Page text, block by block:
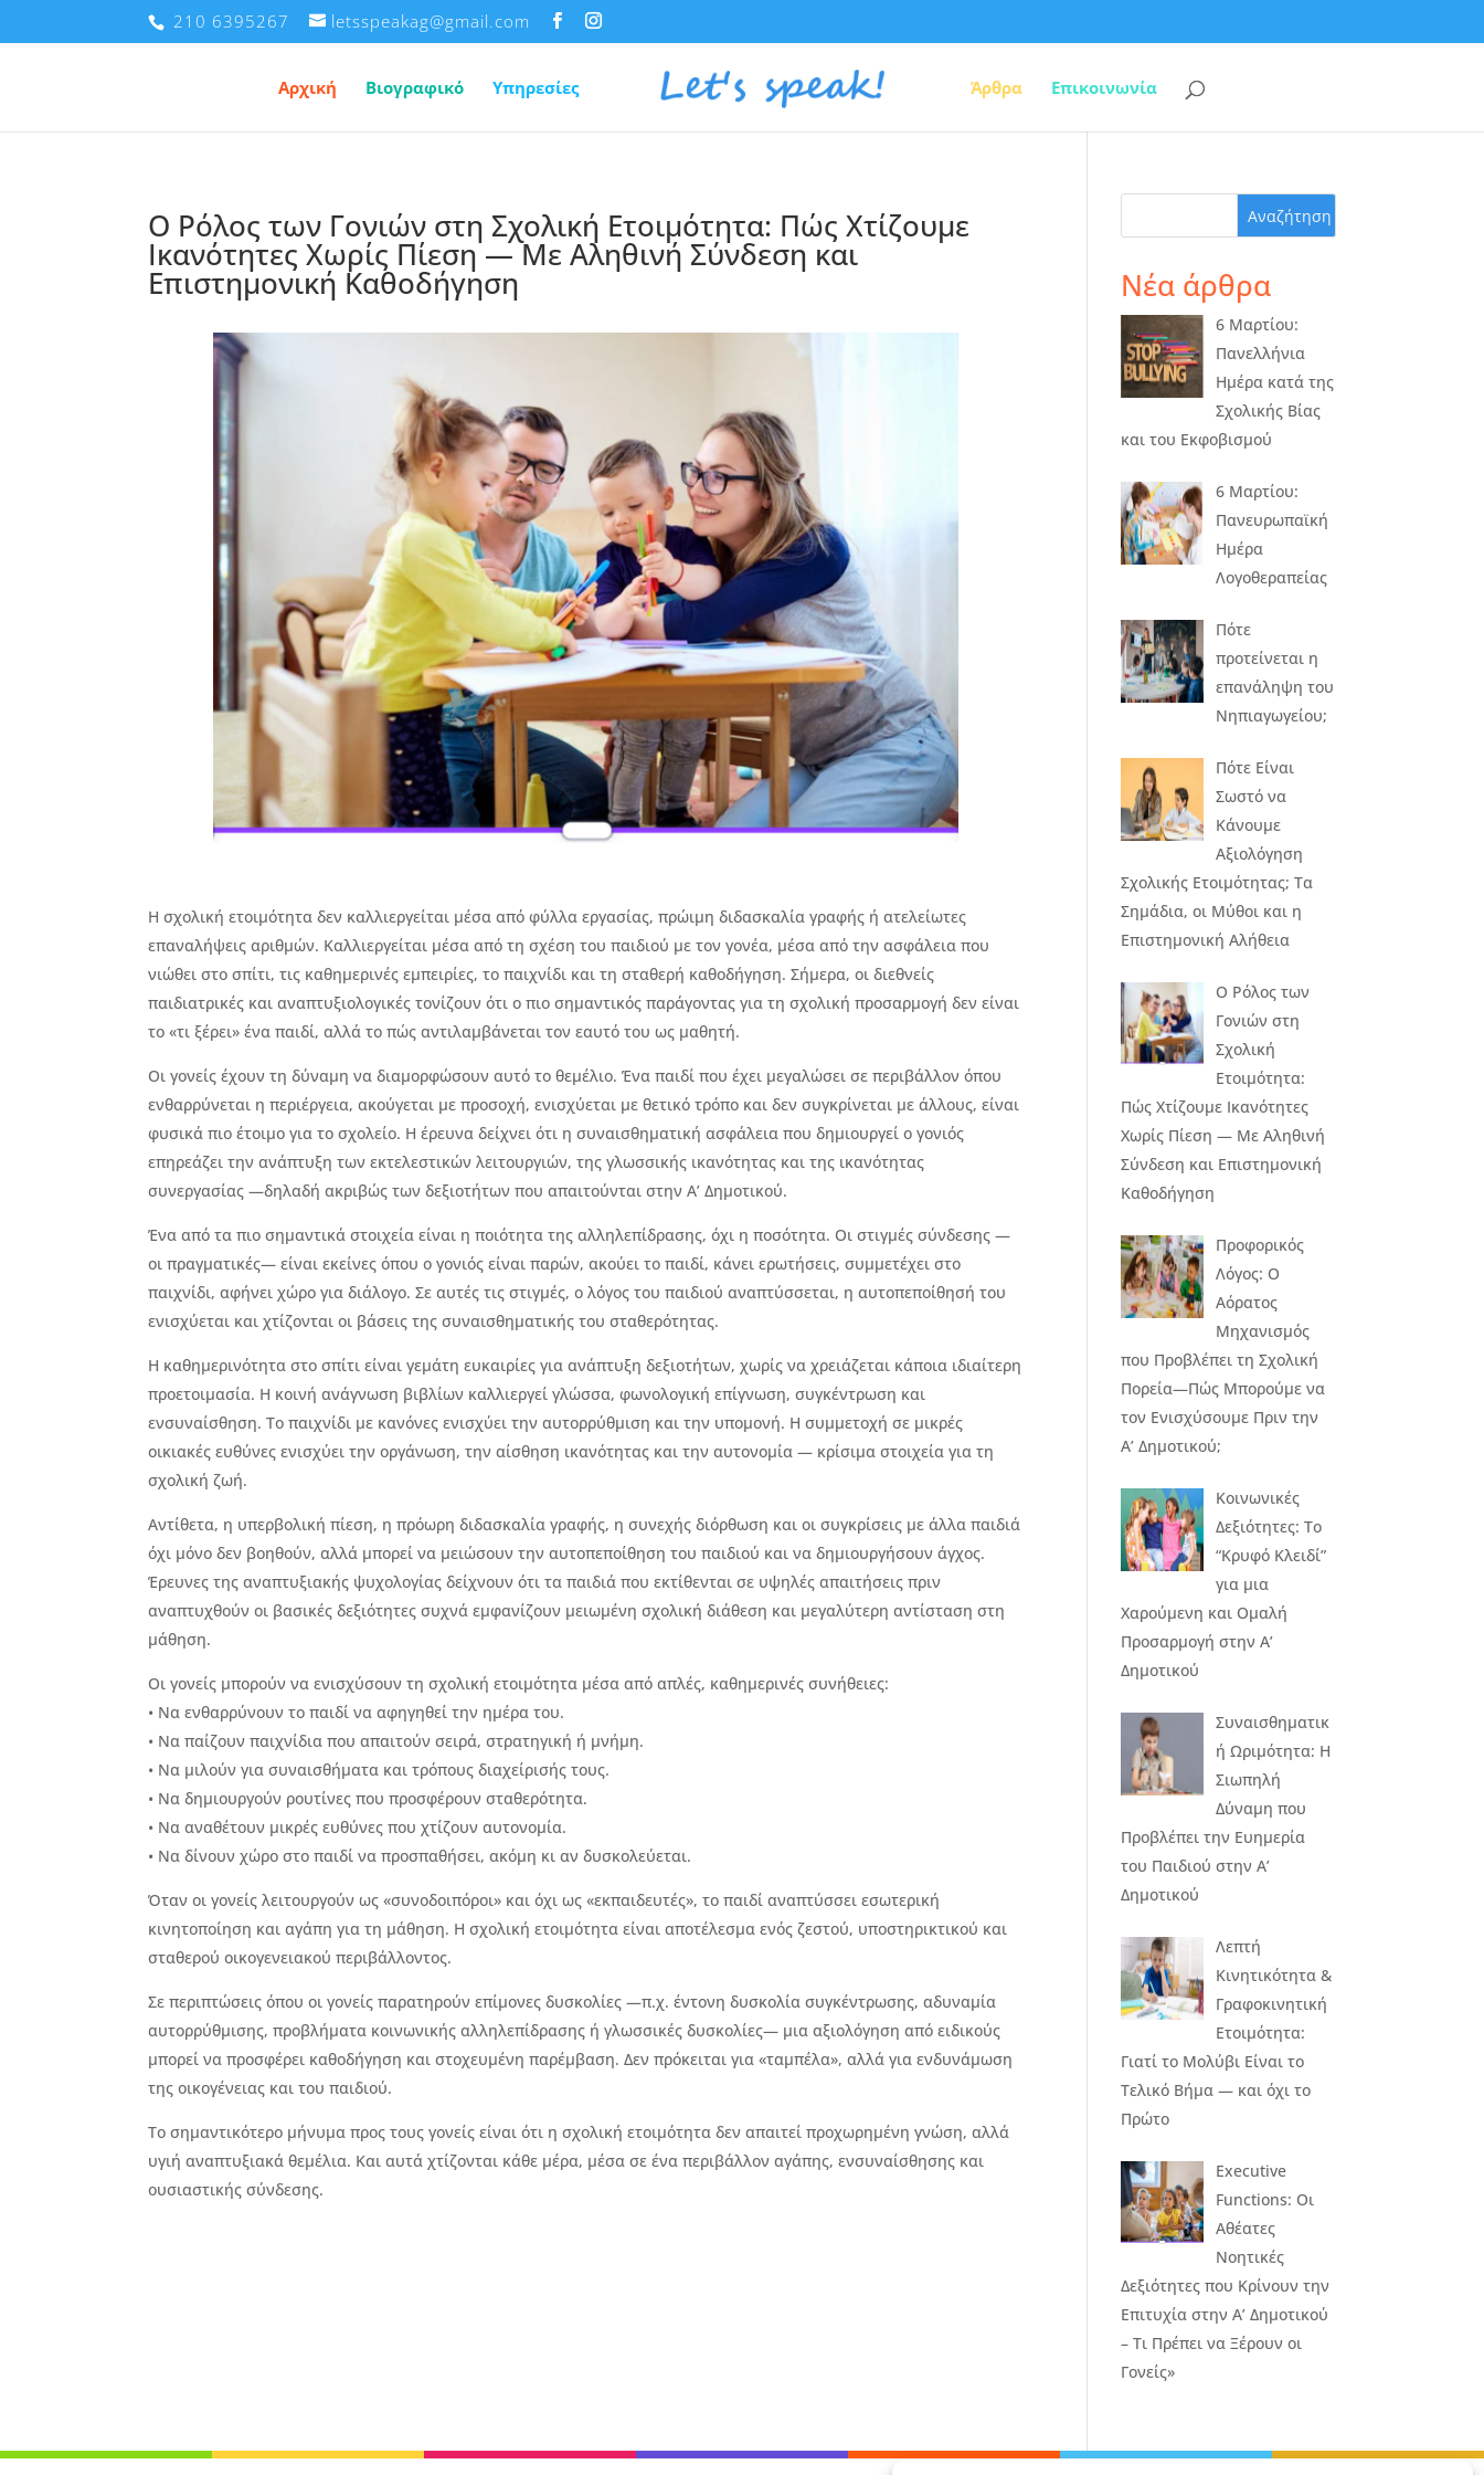
210 6395267 letsspeakag@gmail.com
Αρχική Βιογραφικό Υπηρεσίες Άρθρα Επικοινωνία
Ο Ρόλος των Γονιών στη Σχολική Ετοιμότητα: Πώς Χτίζουμε
Ικανότητες Χωρίς Πίεση — Με Αληθινή Σύνδεση και
Επιστημονική Καθοδήγηση
Η σχολική ετοιμότητα δεν καλλιεργείται μέσα από φύλλα εργασίας, πρώιμη διδασκαλία γραφής ή ατελείωτες
επαναλήψεις αριθμών. Καλλιεργείται μέσα από τη σχέση του παιδιού με τον γονέα, μέσα από την ασφάλεια που
νιώθει στο σπίτι, τις καθημερινές εμπειρίες, το παιχνίδι και τη σταθερή καθοδήγηση. Σήμερα, οι διεθνείς
παιδιατρικές και αναπτυξιολογικές τονίζουν ότι ο πιο σημαντικός παράγοντας για τη σχολική προσαρμογή δεν είναι
το «τι ξέρει» ένα παιδί, αλλά το πώς αντιλαμβάνεται τον εαυτό του ως μαθητή.
Οι γονείς έχουν τη δύναμη να διαμορφώσουν αυτό το θεμέλιο. Ένα παιδί που έχει μεγαλώσει σε περιβάλλον όπου
ενθαρρύνεται η περιέργεια, ακούγεται με προσοχή, ενισχύεται με θετικό τρόπο και δεν συγκρίνεται με άλλους, είναι
φυσικά πιο έτοιμο για το σχολείο. Η έρευνα δείχνει ότι η συναισθηματική ασφάλεια που δημιουργεί ο γονιός
επηρεάζει την ανάπτυξη των εκτελεστικών λειτουργιών, της γλωσσικής ικανότητας και της ικανότητας
συνεργασίας —δηλαδή ακριβώς των δεξιοτήτων που απαιτούνται στην Α’ Δημοτικού.
Ένα από τα πιο σημαντικά στοιχεία είναι η ποιότητα της αλληλεπίδρασης, όχι η ποσότητα. Οι στιγμές σύνδεσης —
οι πραγματικές— είναι εκείνες όπου ο γονιός είναι παρών, ακούει το παιδί, κάνει ερωτήσεις, συμμετέχει στο
παιχνίδι, αφήνει χώρο για διάλογο. Σε αυτές τις στιγμές, ο λόγος του παιδιού αναπτύσσεται, η αυτοπεποίθησή του
ενισχύεται και χτίζονται οι βάσεις της συναισθηματικής του σταθερότητας.
Η καθημερινότητα στο σπίτι είναι γεμάτη ευκαιρίες για ανάπτυξη δεξιοτήτων, χωρίς να χρειάζεται κάποια ιδιαίτερη
προετοιμασία. Η κοινή ανάγνωση βιβλίων καλλιεργεί γλώσσα, φωνολογική επίγνωση, συγκέντρωση και
ενσυναίσθηση. Το παιχνίδι με κανόνες ενισχύει την αυτορρύθμιση και την υπομονή. Η συμμετοχή σε μικρές
οικιακές ευθύνες ενισχύει την οργάνωση, την αίσθηση ικανότητας και την αυτονομία — κρίσιμα στοιχεία για τη
σχολική ζωή.
Αντίθετα, η υπερβολική πίεση, η πρόωρη διδασκαλία γραφής, η συνεχής διόρθωση και οι συγκρίσεις με άλλα παιδιά
όχι μόνο δεν βοηθούν, αλλά μπορεί να μειώσουν την αυτοπεποίθηση του παιδιού και να δημιουργήσουν άγχος.
Έρευνες της αναπτυξιακής ψυχολογίας δείχνουν ότι τα παιδιά που εκτίθενται σε υψηλές απαιτήσεις πριν
αναπτυχθούν οι βασικές δεξιότητες συχνά εμφανίζουν μειωμένη σχολική διάθεση και μεγαλύτερη αντίσταση στη
μάθηση.
Οι γονείς μπορούν να ενισχύσουν τη σχολική ετοιμότητα μέσα από απλές, καθημερινές συνήθειες:
• Να ενθαρρύνουν το παιδί να αφηγηθεί την ημέρα του.
• Να παίζουν παιχνίδια που απαιτούν σειρά, στρατηγική ή μνήμη.
• Να μιλούν για συναισθήματα και τρόπους διαχείρισής τους.
• Να δημιουργούν ρουτίνες που προσφέρουν σταθερότητα.
• Να αναθέτουν μικρές ευθύνες που χτίζουν αυτονομία.
• Να δίνουν χώρο στο παιδί να προσπαθήσει, ακόμη κι αν δυσκολεύεται.
Όταν οι γονείς λειτουργούν ως «συνοδοιπόροι» και όχι ως «εκπαιδευτές», το παιδί αναπτύσσει εσωτερική
κινητοποίηση και αγάπη για τη μάθηση. Η σχολική ετοιμότητα είναι αποτέλεσμα ενός ζεστού, υποστηρικτικού και
σταθερού οικογενειακού περιβάλλοντος.
Σε περιπτώσεις όπου οι γονείς παρατηρούν επίμονες δυσκολίες —π.χ. έντονη δυσκολία συγκέντρωσης, αδυναμία
αυτορρύθμισης, προβλήματα κοινωνικής αλληλεπίδρασης ή γλωσσικές δυσκολίες— μια αξιολόγηση από ειδικούς
μπορεί να προσφέρει καθοδήγηση και στοχευμένη παρέμβαση. Δεν πρόκειται για «ταμπέλα», αλλά για ενδυνάμωση
της οικογένειας και του παιδιού.
Το σημαντικότερο μήνυμα προς τους γονείς είναι ότι η σχολική ετοιμότητα δεν απαιτεί προχωρημένη γνώση, αλλά
υγιή αναπτυξιακά θεμέλια. Και αυτά χτίζονται κάθε μέρα, μέσα σε ένα περιβάλλον αγάπης, ενσυναίσθησης και
ουσιαστικής σύνδεσης.
Νέα άρθρα
6 Μαρτίου:
Πανελλήνια
Ημέρα κατά της
Σχολικής Βίας
και του Εκφοβισμού
6 Μαρτίου:
Πανευρωπαϊκή
Ημέρα
Λογοθεραπείας
Πότε
προτείνεται η
επανάληψη του
Νηπιαγωγείου;
Πότε Είναι
Σωστό να
Κάνουμε
Αξιολόγηση
Σχολικής Ετοιμότητας; Τα
Σημάδια, οι Μύθοι και η
Επιστημονική Αλήθεια
Ο Ρόλος των
Γονιών στη
Σχολική
Ετοιμότητα:
Πώς Χτίζουμε Ικανότητες
Χωρίς Πίεση — Με Αληθινή
Σύνδεση και Επιστημονική
Καθοδήγηση
Προφορικός
Λόγος: Ο
Αόρατος
Μηχανισμός
που Προβλέπει τη Σχολική
Πορεία—Πώς Μπορούμε να
τον Ενισχύσουμε Πριν την
Α’ Δημοτικού;
Κοινωνικές
Δεξιότητες: Το
“Κρυφό Κλειδί”
για μια
Χαρούμενη και Ομαλή
Προσαρμογή στην Α’
Δημοτικού
Συναισθηματικ
ή Ωριμότητα: Η
Σιωπηλή
Δύναμη που
Προβλέπει την Ευημερία
του Παιδιού στην Α’
Δημοτικού
Λεπτή
Κινητικότητα &
Γραφοκινητική
Ετοιμότητα:
Γιατί το Μολύβι Είναι το
Τελικό Βήμα — και όχι το
Πρώτο
Executive
Functions: Οι
Αθέατες
Νοητικές
Δεξιότητες που Κρίνουν την
Επιτυχία στην Α’ Δημοτικού
– Τι Πρέπει να Ξέρουν οι
Γονείς»